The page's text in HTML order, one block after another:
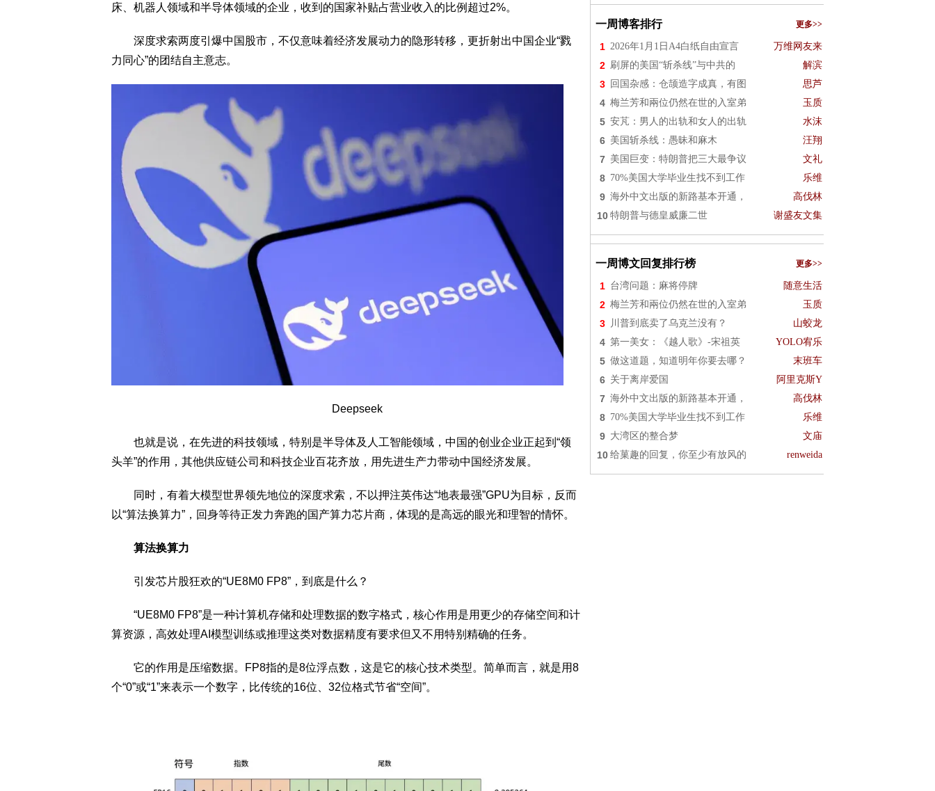
床、机器人领域和半导体领域的企业，收到的国家补贴占营业收入的比例超过2%。
深度求索两度引爆中国股市，不仅意味着经济发展动力的隐形转移，更折射出中国企业“戮
力同心”的团结自主意志。
Deepseek
也就是说，在先进的科技领域，特别是半导体及人工智能领域，中国的创业企业正起到“领
头羊”的作用，其他供应链公司和科技企业百花齐放，用先进生产力带动中国经济发展。
同时，有着大模型世界领先地位的深度求索，不以押注英伟达“地表最强”GPU为目标，反而
以“算法换算力”，回身等待正发力奔跑的国产算力芯片商，体现的是高远的眼光和理智的情怀。
算法换算力
引发芯片股狂欢的“UE8M0 FP8”，到底是什么？
“UE8M0 FP8”是一种计算机存储和处理数据的数字格式，核心作用是用更少的存储空间和计
算资源，高效处理AI模型训练或推理这类对数据精度有要求但又不用特别精确的任务。
它的作用是压缩数据。FP8指的是8位浮点数，这是它的核心技术类型。简单而言，就是用8
个“0”或“1”来表示一个数字，比传统的16位、32位格式节省“空间”。
一周博客排行 更多>>
1 2026年1月1日A4白纸自由宣言 万维网友来
2 刷屏的美国“斩杀线”与中共的 解滨
3 回国杂感：仓颉造字成真，有图 思芦
4 梅兰芳和兩位仍然在世的入室弟 玉质
5 安芃：男人的出轨和女人的出轨 水沫
6 美国斩杀线：愚昧和麻木 汪翔
7 美国巨变：特朗普把三大最争议 文礼
8 70%美国大学毕业生找不到工作 乐维
9 海外中文出版的新路基本开通， 高伐林
10 特朗普与德皇威廉二世 谢盛友文集
一周博文回复排行榜 更多>>
1 台湾问题：麻将停牌 随意生活
2 梅兰芳和兩位仍然在世的入室弟 玉质
3 川普到底卖了乌克兰没有？ 山蛟龙
4 第一美女：《越人歌》-宋祖英 YOLO宥乐
5 做这道题，知道明年你要去哪？ 末班车
6 关于离岸爱国 阿里克斯Y
7 海外中文出版的新路基本开通， 高伐林
8 70%美国大学毕业生找不到工作 乐维
9 大湾区的整合梦 文庙
10 给菓趣的回复，你至少有放风的 renweida